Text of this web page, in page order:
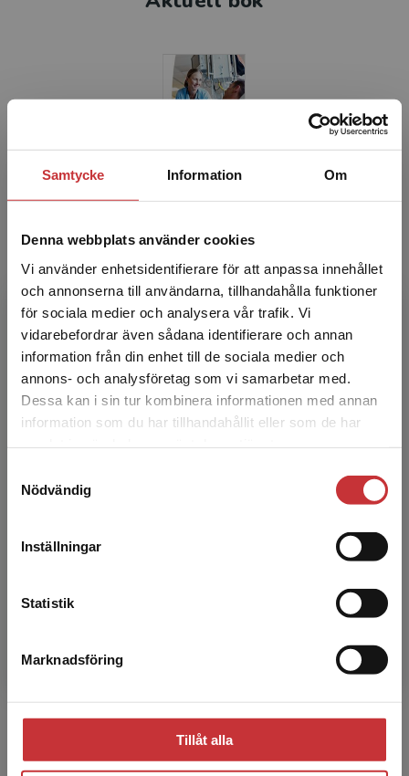
Samtycke Information Om
Denna webbplats använder cookies
Vi använder enhetsidentifierare för att anpassa innehållet
och annonserna till användarna, tillhandahålla funktioner
för sociala medier och analysera vår trafik. Vi
vidarebefordrar även sådana identifierare och annan
information från din enhet till de sociala medier och
annons- och analysföretag som vi samarbetar med.
Dessa kan i sin tur kombinera informationen med annan
information som du har tillhandahållit eller som de har
Nödvändig
Inställningar
Statistik
Marknadsföring
Tillåt alla
Begränsad fraktregion
Det verkar som att du besöker
studentlitteratur.se via en enhet utanför Sverige.
Vi erbjuder inte leveranser utanför Sverige. För
att kunna slutföra ett köp måste
Kliniska färdigheter
Exkl. moms: 436 kr